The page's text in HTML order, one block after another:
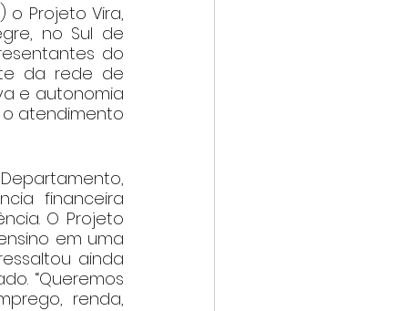
o Projeto Vira,
no Sul de
do
da rede de
e autonomia
atendimento
financeira
O Projeto
em uma
ainda
“Queremos
renda,